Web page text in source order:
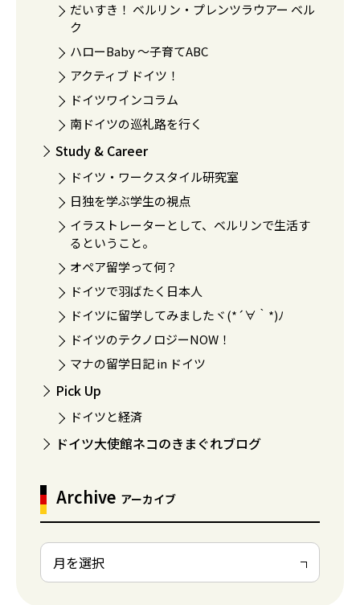
だいすき！ ベルリン・プレンツラウアー ベル
ク
ハローBaby 〜子育てABC
アクティブ ドイツ！
ドイツワインコラム
南ドイツの巡礼路を行く
Study & Career
ドイツ・ワークスタイル研究室
日独を学ぶ学生の視点
イラストレーターとして、ベルリンで生活す
るということ。
オペア留学って何？
ドイツで羽ばたく日本人
ドイツに留学してみましたヾ(*´∀｀*)ﾉ
ドイツのテクノロジーNOW！
マナの留学日記 in ドイツ
Pick Up
ドイツと経済
ドイツ大使館ネコのきまぐれブログ
Archive アーカイブ